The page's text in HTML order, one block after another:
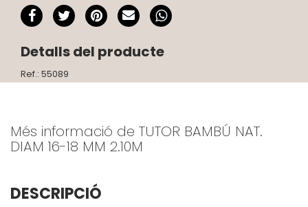
Detalls del producte
Ref.: 55089
Més informació de TUTOR BAMBÚ NAT.
DIAM 16-18 MM 2.10M
DESCRIPCIÓ